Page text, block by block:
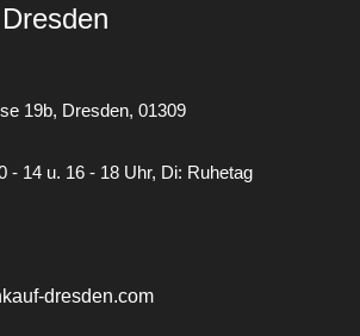
19b Dresden 01309
- 14 u. 16 - 18 Uhr, Di: Ruhetag
dresden.com